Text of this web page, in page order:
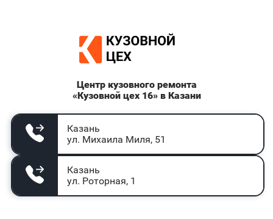
Центр кузовного ремонта
«Кузовной цех 16» в Казани
Казань
ул. Михаила Миля, 51
Казань
ул. Роторная, 1